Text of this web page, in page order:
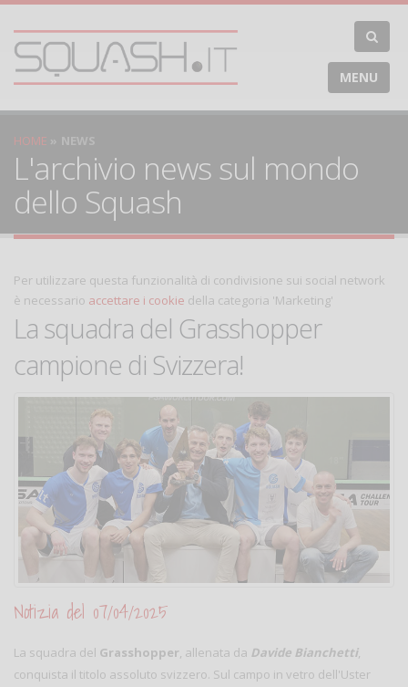
MENU
HOME NEWS
L'archivio news sul mondo
dello Squash
Per utilizzare questa funzionalità di condivisione sui social network
è necessario accettare i cookie della categoria 'Marketing'
La squadra del Grasshopper
campione di Svizzera!
Notizia del 07/04/2025
La squadra del Grasshopper, allenata da Davide Bianchetti,
conquista il titolo assoluto svizzero. Sul campo in vetro dell'Uster